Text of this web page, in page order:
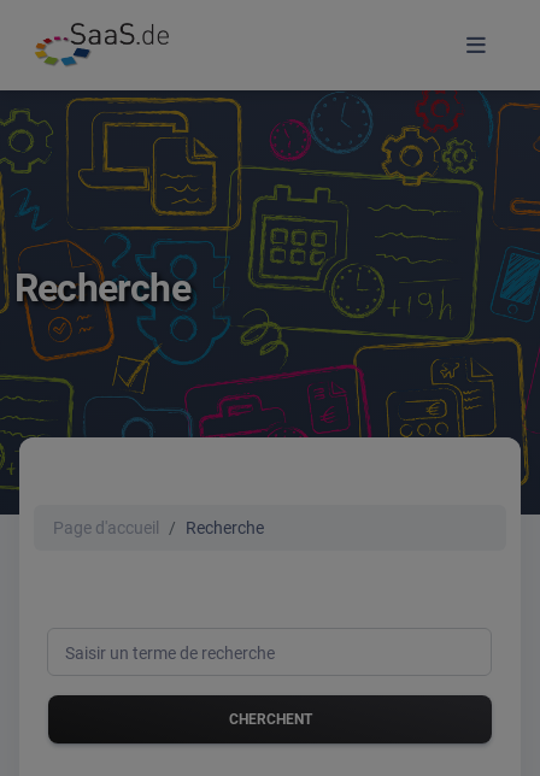
Recherche
Page d'accueil Recherche
Saisir un terme de recherche